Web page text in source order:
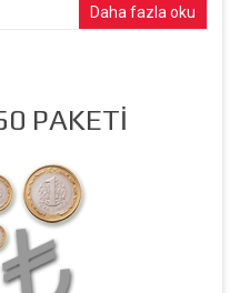
Daha fazla oku
PAKETİ